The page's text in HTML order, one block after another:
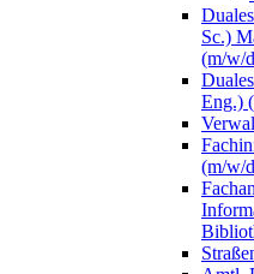
Sc.)
(m/w/
Eng.)
(m/w/